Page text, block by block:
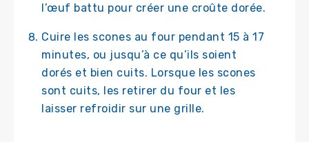
l’œuf battu pour créer une croûte dorée.
Cuire les scones au four pendant 15 à 17
minutes, ou jusqu’à ce qu’ils soient
dorés et bien cuits. Lorsque les scones
sont cuits, les retirer du four et les
laisser refroidir sur une grille.